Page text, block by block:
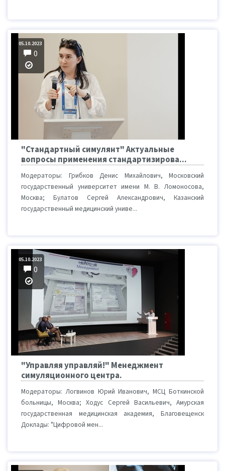
05.10.2023
0
"Стандартный симулянт" Актуальные
вопросы применения стандартизирова...
Модераторы: Грибков Денис Михайлович, Московский
государственный университет имени М. В. Ломоносова,
Москва; Булатов Сергей Александрович, Казанский
государственный медицинский униве...
05.10.2023
0
"Управляя управляй!" Менеджмент
симуляционного центра.
Модераторы: Логвинов Юрий Иванович, МСЦ Боткинской
больницы, Москва; Ходус Сергей Васильевич, Амурская
государственная медицинская академия, Благовещенск
Доклады: "Цифровой мен...